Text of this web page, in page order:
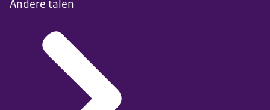
Andere talen